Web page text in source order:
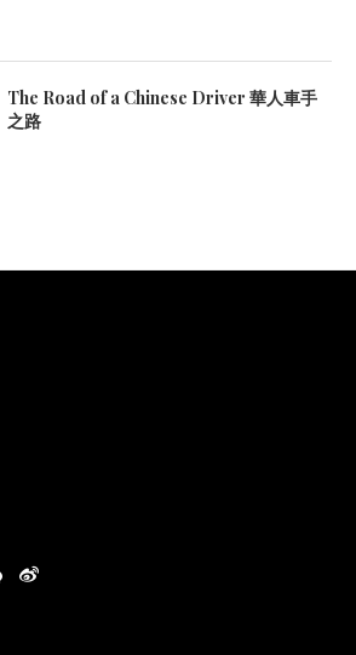
The Road of a Chinese Driver 華人車手
之路